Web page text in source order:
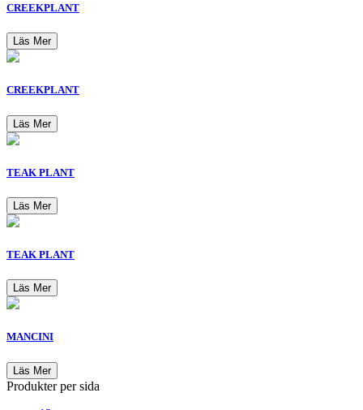
CREEKPLANT
Läs Mer
CREEKPLANT
Läs Mer
TEAK PLANT
Läs Mer
TEAK PLANT
Läs Mer
MANCINI
Läs Mer
Produkter per sida